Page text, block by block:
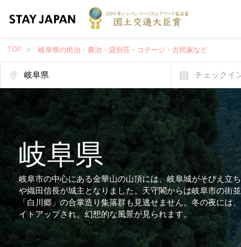
TOP 岐阜県の民泊・農泊・貸別荘・コテージ・古民家など
チェックイ
岐阜県
岐阜市の中心にある金華山の山頂には、岐阜城がそびえ立
や織田信長が城主となりました。天守閣からは岐阜市の街
「白川郷」の合掌造り集落群も見逃せません。冬の夜には
イトアップされ、幻想的な風景が見られます。